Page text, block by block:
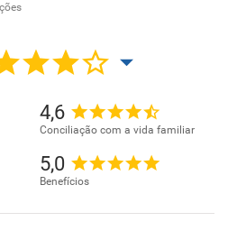
4,6
Conciliação com a vida familiar
5,0
Benefícios